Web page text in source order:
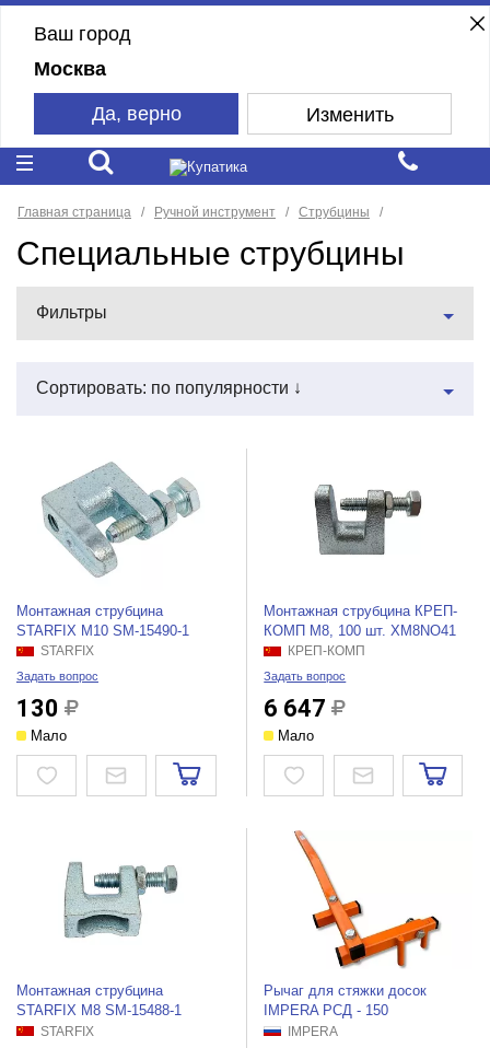
Ваш город
Москва
Да, верно Изменить
Главная страница Ручной инструмент Струбцины
Специальные струбцины
Фильтры
Сортировать: по популярности ↓
Монтажная струбцина
STARFIX М10 SM-15490-1
STARFIX
Задать вопрос
130
Мало
Монтажная струбцина КРЕП-
КОМП М8, 100 шт. XМ8NO41
КРЕП-КОМП
Задать вопрос
6 647
Мало
Монтажная струбцина
STARFIX М8 SM-15488-1
STARFIX
Рычаг для стяжки досок
IMPERA РСД - 150
IMPERA